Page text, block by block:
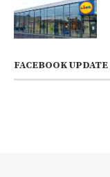
FACEBOOK UPDATE